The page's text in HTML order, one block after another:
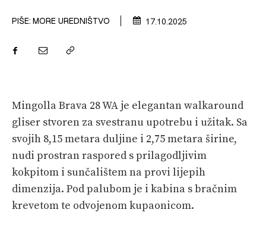
SHOP
PIŠE: MORE UREDNIŠTVO 17.10.2025
Mingolla Brava 28 WA je elegantan walkaround
gliser stvoren za svestranu upotrebu i užitak. Sa
svojih 8,15 metara duljine i 2,75 metara širine,
nudi prostran raspored s prilagodljivim
kokpitom i sunčalištem na provi lijepih
dimenzija. Pod palubom je i kabina s bračnim
krevetom te odvojenom kupaonicom.